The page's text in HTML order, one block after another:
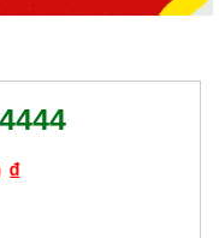
₫